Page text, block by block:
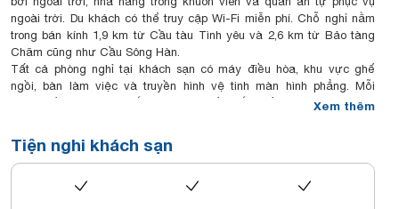
ngoài trời. Du khách có thể truy cập Wi-Fi miễn phí. Chỗ nghỉ nằm
trong bán kính 1,9 km từ Cầu tàu Tình yêu và 2,6 km từ Bảo tàng
Chăm cũng như Cầu Sông Hàn.
Tất cả phòng nghỉ tại khách sạn có máy điều hòa, khu vực ghế
ngồi, bàn làm việc và truyền hình vệ tinh màn hình phẳng. Mỗi
phòng đều có phòng tắm riêng với bồn tắm, đồ vệ sinh cá nhân
Du khách có thể thưởng thức bữa sáng tự chọn hoặc kiểu Mỹ tại
chỗ nghỉ. Trái cây chào đón được cung cấp trong tất cả các loại
phòng cho tất cả khách lưu trú.
Nhân viên lễ tân có thể tư vấn về khu vực để giúp du khách lên kế
Xem thêm
Tiện nghi khách sạn